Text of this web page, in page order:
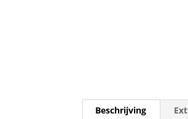
Beschrijving